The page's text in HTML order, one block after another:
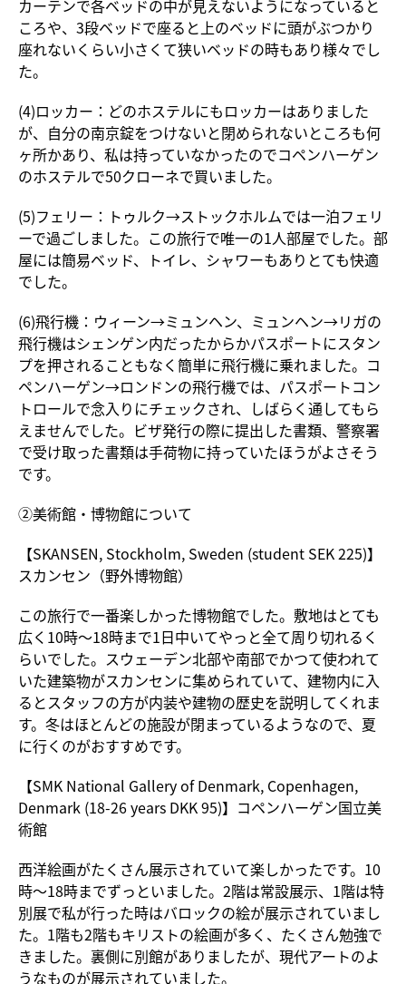
カーテンで各ベッドの中が見えないようになっていると
ころや、3段ベッドで座ると上のベッドに頭がぶつかり
座れないくらい小さくて狭いベッドの時もあり様々でし
た。
(4)ロッカー：どのホステルにもロッカーはありました
が、自分の南京錠をつけないと閉められないところも何
ヶ所かあり、私は持っていなかったのでコペンハーゲン
のホステルで50クローネで買いました。
(5)フェリー：トゥルク→ストックホルムでは一泊フェリ
ーで過ごしました。この旅行で唯一の1人部屋でした。部
屋には簡易ベッド、トイレ、シャワーもありとても快適
でした。
(6)飛行機：ウィーン→ミュンヘン、ミュンヘン→リガの
飛行機はシェンゲン内だったからかパスポートにスタン
プを押されることもなく簡単に飛行機に乗れました。コ
ペンハーゲン→ロンドンの飛行機では、パスポートコン
トロールで念入りにチェックされ、しばらく通してもら
えませんでした。ビザ発行の際に提出した書類、警察署
で受け取った書類は手荷物に持っていたほうがよさそう
です。
②美術館・博物館について
【SKANSEN, Stockholm, Sweden (student SEK 225)】
スカンセン（野外博物館）
この旅行で一番楽しかった博物館でした。敷地はとても
広く10時～18時まで1日中いてやっと全て周り切れるく
らいでした。スウェーデン北部や南部でかつて使われて
いた建築物がスカンセンに集められていて、建物内に入
るとスタッフの方が内装や建物の歴史を説明してくれま
す。冬はほとんどの施設が閉まっているようなので、夏
に行くのがおすすめです。
【SMK National Gallery of Denmark, Copenhagen,
Denmark (18-26 years DKK 95)】コペンハーゲン国立美
術館
西洋絵画がたくさん展示されていて楽しかったです。10
時～18時までずっといました。2階は常設展示、1階は特
別展で私が行った時はバロックの絵が展示されていまし
た。1階も2階もキリストの絵画が多く、たくさん勉強で
きました。裏側に別館がありましたが、現代アートのよ
うなものが展示されていました。